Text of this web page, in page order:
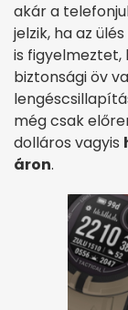
akár a
jelzik, ha az
is
biztonsági öv
még csak
dolláros vagyis
áron.